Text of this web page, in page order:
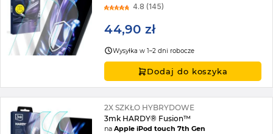
4.8 (145)
44,90 zł
Wysyłka w 1–2 dni robocze
Dodaj do koszyka
2X SZKŁO HYBRYDOWE
3mk HARDY® Fusion™
naApple iPod touch 7th Gen